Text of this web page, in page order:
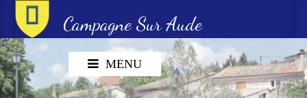
Campagne Sur Aude
MENU